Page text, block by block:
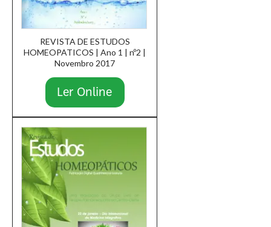
REVISTA DE ESTUDOS
HOMEOPATICOS | Ano 1 | nº2 |
Novembro 2017
Ler Online